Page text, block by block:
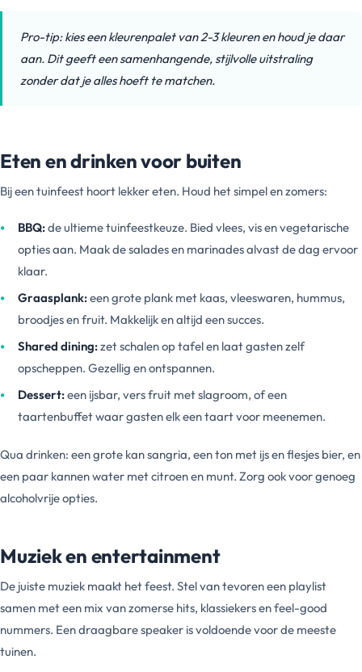
Pro-tip: kies een kleurenpalet van 2-3 kleuren en houd je daar
aan. Dit geeft een samenhangende, stijlvolle uitstraling
zonder dat je alles hoeft te matchen.
Eten en drinken voor buiten
Bij een tuinfeest hoort lekker eten. Houd het simpel en zomers:
BBQ:de ultieme tuinfeestkeuze. Bied vlees, vis en vegetarische
opties aan. Maak de salades en marinades alvast de dag ervoor
klaar.
Graasplank:een grote plank met kaas, vleeswaren, hummus,
broodjes en fruit. Makkelijk en altijd een succes.
Shared dining:zet schalen op tafel en laat gasten zelf
opscheppen. Gezellig en ontspannen.
Dessert:een ijsbar, vers fruit met slagroom, of een
taartenbuffet waar gasten elk een taart voor meenemen.
Qua drinken: een grote kan sangria, een ton met ijs en flesjes bier, en
een paar kannen water met citroen en munt. Zorg ook voor genoeg
alcoholvrije opties.
Muziek en entertainment
De juiste muziek maakt het feest. Stel van tevoren een playlist
samen met een mix van zomerse hits, klassiekers en feel-good
nummers. Een draagbare speaker is voldoende voor de meeste
tuinen.